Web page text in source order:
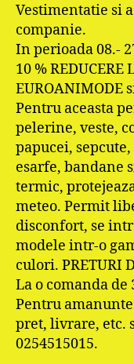
Vestimentatie si
companie.
In perioada 08.-
10 % REDUCERE
EUROANIMODE
Pentru aceasta
pelerine, veste,
papucei,
esarfe, bandane
termic,
meteo. Permit
disconfort, se
modele intr-o
culori. PRETURI
La o comanda
Pentru
pret, livrare, etc.
0254515015.